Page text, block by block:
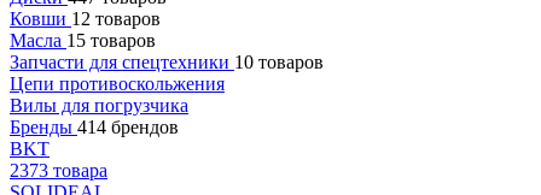
Ковши 12 товаров
Масла 15 товаров
Запчасти для спецтехники 10 товаров
Цепи противоскольжения
Вилы для погрузчика
Бренды 414 брендов
BKT
2373 товара